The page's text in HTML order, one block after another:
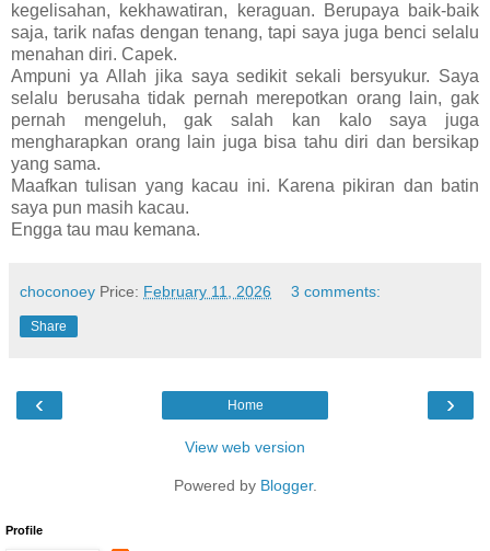
kegelisahan, kekhawatiran, keraguan. Berupaya baik-baik
saja, tarik nafas dengan tenang, tapi saya juga benci selalu
menahan diri. Capek.
Ampuni ya Allah jika saya sedikit sekali bersyukur. Saya
selalu berusaha tidak pernah merepotkan orang lain, gak
pernah mengeluh, gak salah kan kalo saya juga
mengharapkan orang lain juga bisa tahu diri dan bersikap
yang sama.
Maafkan tulisan yang kacau ini. Karena pikiran dan batin
saya pun masih kacau.
Engga tau mau kemana.
choconoey Price: February 11, 2026 3 comments:
Share
‹ ›
Home
View web version
Powered by Blogger.
Profile